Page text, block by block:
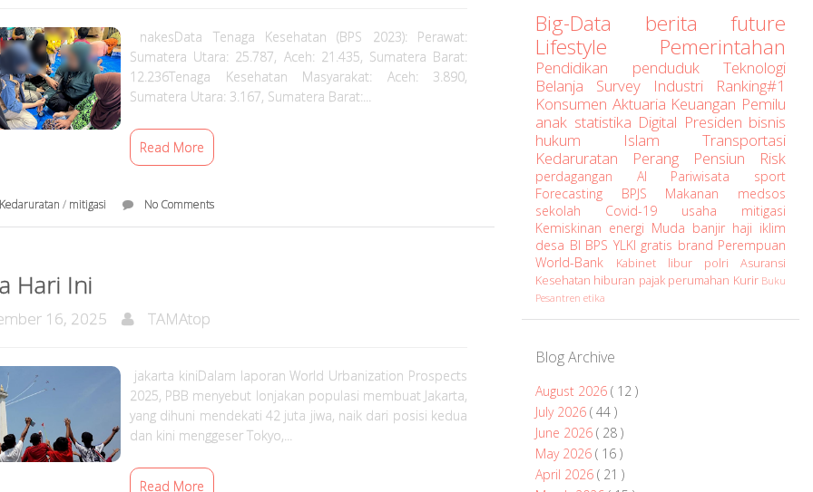
nakesData Tenaga Kesehatan (BPS 2023): Perawat:
Sumatera Utara: 25.787, Aceh: 21.435, Sumatera Barat:
12.236Tenaga Kesehatan Masyarakat: Aceh: 3.890,
Sumatera Utara: 3.167, Sumatera Barat:...
Read More
Kedaruratan / mitigasi No Comments
Hari Ini
16, 2025 TAMAtop
jakarta kiniDalam laporan World Urbanization Prospects
2025, PBB menyebut lonjakan populasi membuat Jakarta,
yang dihuni mendekati 42 juta jiwa, naik dari posisi kedua
dan kini menggeser Tokyo,...
Read More
Big-Data berita future
Lifestyle Pemerintahan
Pendidikan penduduk Teknologi
Belanja Survey Industri Ranking#1
Konsumen Aktuaria Keuangan Pemilu
anak statistika Digital Presiden bisnis
hukum Islam Transportasi
Kedaruratan Perang Pensiun Risk
perdagangan AI Pariwisata sport
Forecasting BPJS Makanan medsos
sekolah Covid-19 usaha mitigasi
Kemiskinan energi Muda banjir haji iklim
desa BI BPS YLKI gratis brand Perempuan
World-Bank
Kabinet libur polri Asuransi
Kesehatan hiburan pajak perumahan Kurir Buku
Pesantren etika
Blog Archive
August 2026 ( 12 )
July 2026 ( 44 )
June 2026 ( 28 )
May 2026 ( 16 )
April 2026 ( 21 )